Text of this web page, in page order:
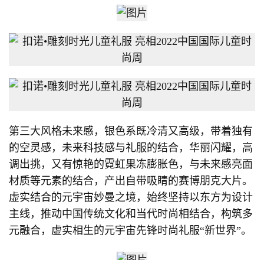
第三大风格未来感，银色系既冷清又高级，带着独有
的空灵感，未来科技感与礼服的结合，华丽闪耀，高
调出挑，又有惊艳的霓虹果冻膨胀色，与未来感亮面
材质等元素的结合，产出自带吸睛的赛博朋克大片。
虚实结合的元宇宙妙曼之境，始终坚持以东方为设计
主线，推动中国传统文化和当代时尚相结合，构筑多
元融合，虚实相生的元宇宙先锋时尚礼服“新世界”。